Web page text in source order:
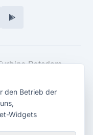
den Betrieb der
Widgets